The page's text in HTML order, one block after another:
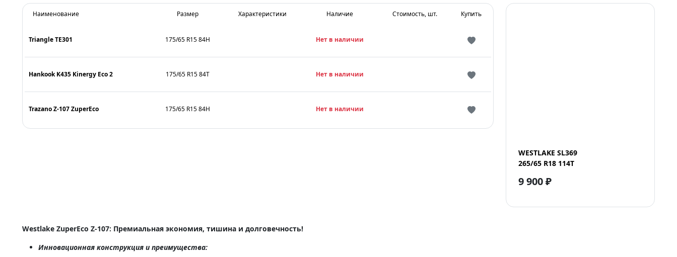
Наименование Размер Характеристики Наличие Стоимость, шт. Купить
Triangle TE301 175/65 R15 84H Нет в наличии
Hankook K435 Kinergy Eco 2 175/65 R15 84T Нет в наличии
Trazano Z-107 ZuperEco 175/65 R15 84H Нет в наличии
WESTLAKE SL369
265/65 R18 114T
9 900 ₽
Westlake ZuperEco Z-107: Премиальная экономия, тишина и долговечность!
Инновационная конструкция и преимущества: